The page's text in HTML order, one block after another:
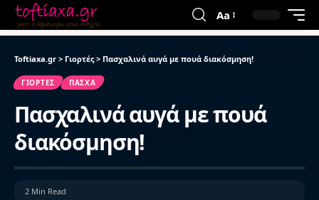
Aa
Toftiaxa.gr > Γιορτές> Πασχαλινά αυγά με πουά διακόσμηση!
ΓΙΟΡΤΈΣ ΠΆΣΧΑ
Πασχαλινά αυγά με πουά
διακόσμηση!
2 Min Read